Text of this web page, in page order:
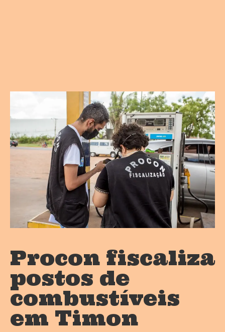
Procon fiscaliza
postos de
combustíveis
em Timon